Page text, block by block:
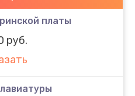
платы
руб.